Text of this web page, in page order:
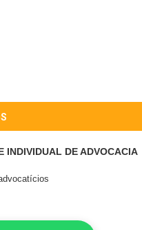
INDIVIDUAL DE ADVOCACIA